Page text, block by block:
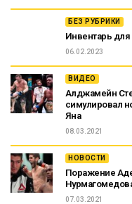
БЕЗ РУБРИКИ
Инвентарь для
06.02.2023
ВИДЕО
Алджамейн
симулировал
Яна
08.03.2021
НОВОСТИ
Поражение
07.03.2021